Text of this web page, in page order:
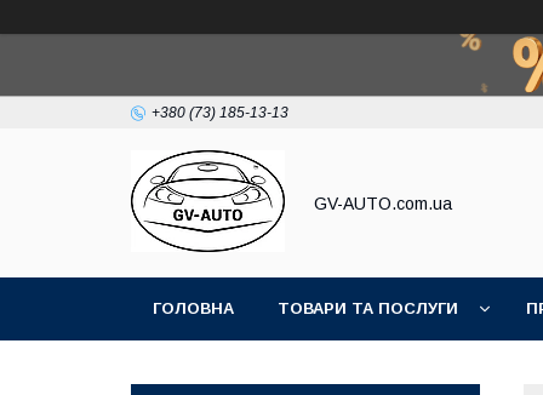
+380 (73) 185-13-13
GV-AUTO.com.ua
ГОЛОВНА ТОВАРИ ТА ПОСЛУГИ